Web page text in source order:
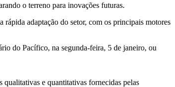
o terreno para inovações futuras.
rápida adaptação do setor, com os principais motores
do Pacífico, na segunda-feira, 5 de janeiro, ou
qualitativas e quantitativas fornecidas pelas